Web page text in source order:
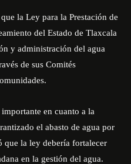
la Ley para la Prestación de
del Estado de Tlaxcala
y administración del agua
de sus Comités
en cuanto a la
el abasto de agua por
que la ley debería fortalecer
en la gestión del agua.